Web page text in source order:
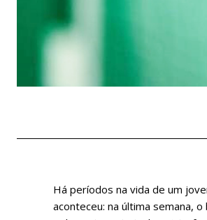
Há períodos na vida de um
aconteceu: na última semana,